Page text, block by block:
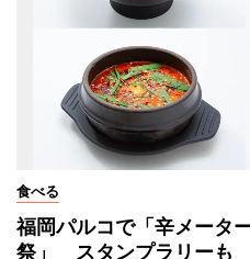
食べる
福岡パルコで「辛メータ
祭」 スタンプラリーも